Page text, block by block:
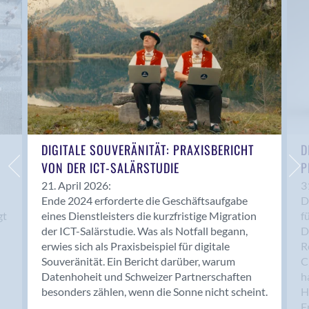
Anwil
Appenzell
Au SG
Baar
Baden
Balsthal
Balzers
Basel
Bassersdorf
Belp
Bendern
Benken (SG)
Bergdietikon
Berlin
Bern
Bern - Liebefeld
DIGITALE SOUVERÄNITÄT: PRAXISBERICHT
VON DER ICT-SALÄRSTUDIE
21. April 2026:
Ende 2024 erforderte die Geschäftsaufgabe
eines Dienstleisters die kurzfristige Migration
der ICT-Salärstudie. Was als Notfall begann,
erwies sich als Praxisbeispiel für digitale
Souveränität. Ein Bericht darüber, warum
Datenhoheit und Schweizer Partnerschaften
besonders zählen, wenn die Sonne nicht scheint.